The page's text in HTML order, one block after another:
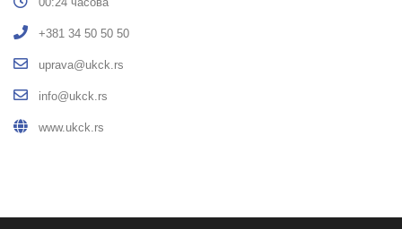
+381 34 50 50 50
uprava@ukck.rs
info@ukck.rs
www.ukck.rs